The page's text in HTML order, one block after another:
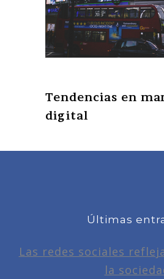
Tendencias en
digital
Últimas
Las redes sociales
la